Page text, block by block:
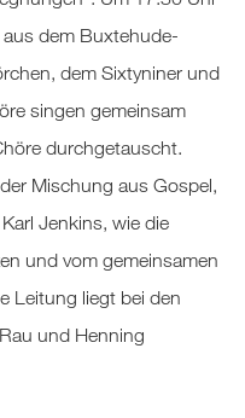
dem Buxtehude-
dem Sixtyniner und
singen gemeinsam
durchgetauscht.
Mischung aus Gospel,
Jenkins, wie die
und vom gemeinsamen
Leitung liegt bei den
und Henning